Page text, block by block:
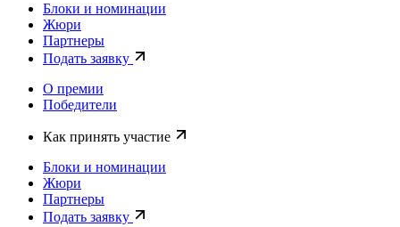
Блоки и номинации
Жюри
Партнеры
Подать заявку
О премии
Победители
Как принять участие
Блоки и номинации
Жюри
Партнеры
Подать заявку